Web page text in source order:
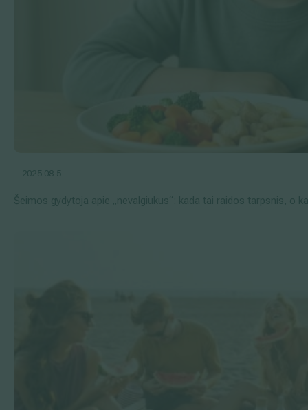
2025 08 5
Šeimos gydytoja apie „nevalgiukus“: kada tai raidos tarpsnis, o